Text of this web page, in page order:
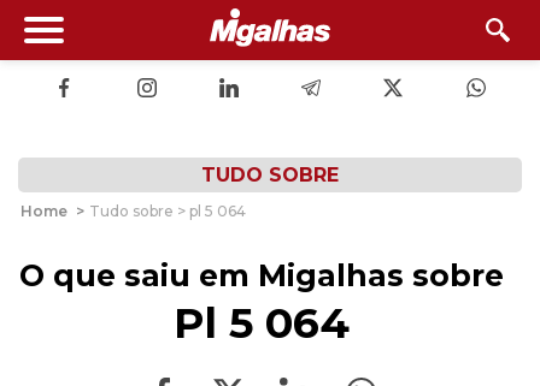
TUDO SOBRE
Home > Tudo sobre > pl 5 064
O que saiu em Migalhas sobre
Pl 5 064